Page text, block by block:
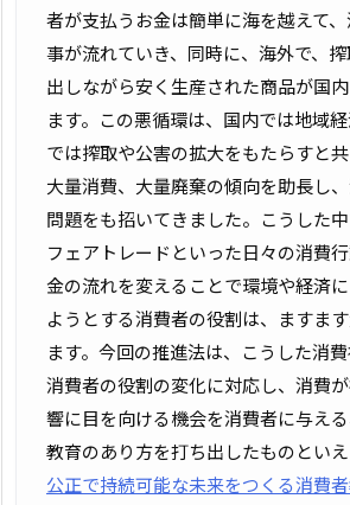
者が支払うお金は簡単に海を越えて
事が流れていき、同時に、海外で、
出しながら安く生産された商品が国
ます。この悪循環は、国内では地域
では搾取や公害の拡大をもたらすと共
大量消費、大量廃棄の傾向を助長し
問題をも招いてきました。こうした
フェアトレードといった日々の消費
金の流れを変えることで環境や経済
ようとする消費者の役割は、ますま
ます。今回の推進法は、こうした消
消費者の役割の変化に対応し、消費
響に目を向ける機会を消費者に与え
教育のあり方を打ち出したものといえ
公正で持続可能な未来をつくる消費